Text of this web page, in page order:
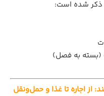
ذکر شده است:
از اجاره تا غذا و حمل‌ونقل